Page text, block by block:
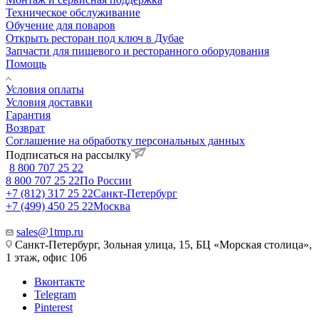
Техническое обслуживание
Обучение для поваров
Открыть ресторан под ключ в Дубае
Запчасти для пищевого и ресторанного оборудования
Помощь
Условия оплаты
Условия доставки
Гарантия
Возврат
Соглашение на обработку персональных данных
Подписаться на рассылку
8 800 707 25 22
8 800 707 25 22По России
+7 (812) 317 25 22Санкт-Петербург
+7 (499) 450 25 22Москва
sales@1tmp.ru
Санкт-Петербург, Зольная улица, 15, БЦ «Морская столица»,
1 этаж, офис 106
Вконтакте
Telegram
Pinterest